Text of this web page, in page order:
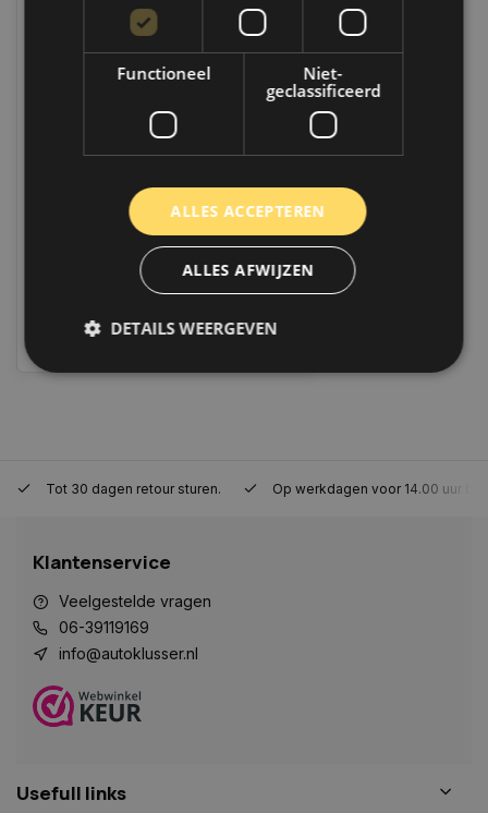
Box l 05020ESP-L
Op voorraad verzending binnen 1 a 2
werkdagen. Boven de 50,- gratis
verzending. (NL & BE)
Tot 30 dagen retour sturen. Op werkdagen voor 14.00 uur
Klantenservice
Veelgestelde vragen
06-39119169
info@autoklusser.nl
Usefull links
Functioneel
Niet-
geclassificeerd
ALLES ACCEPTEREN
ALLES AFWIJZEN
DETAILS WEERGEVEN
Strikt noodzakelijke cookies maken de
strikt noodzakelijke cookies.
COOKIELAW_STATS